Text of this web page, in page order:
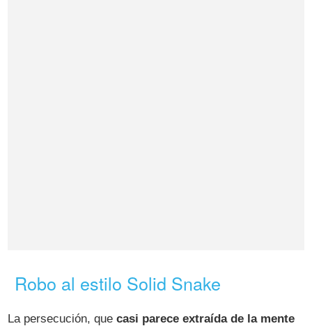
Robo al estilo Solid Snake
La persecución, quecasi parece extraída de la mente